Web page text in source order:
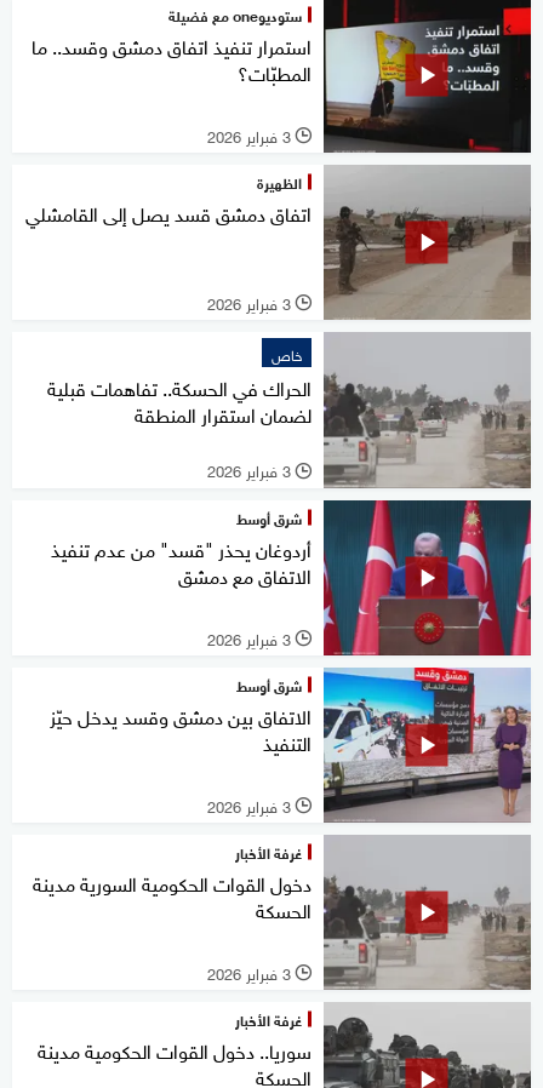
ستوديوone مع فضيلة
استمرار تنفيذ اتفاق دمشق وقسد.. ما
المطبّات؟
l 3 فبراير 2026
الظهيرة
اتفاق دمشق قسد يصل إلى القامشلي
l 3 فبراير 2026
خاص
الحراك في الحسكة.. تفاهمات قبلية
لضمان استقرار المنطقة
l 3 فبراير 2026
شرق أوسط
أردوغان يحذر "قسد" من عدم تنفيذ
الاتفاق مع دمشق
l 3 فبراير 2026
شرق أوسط
الاتفاق بين دمشق وقسد يدخل حيّز
التنفيذ
l 3 فبراير 2026
غرفة الأخبار
دخول القوات الحكومية السورية مدينة
الحسكة
l 3 فبراير 2026
غرفة الأخبار
سوريا.. دخول القوات الحكومية مدينة
الحسكة